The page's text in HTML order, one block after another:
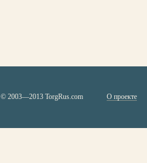
© 2003—2013 TorgRus.com О проекте